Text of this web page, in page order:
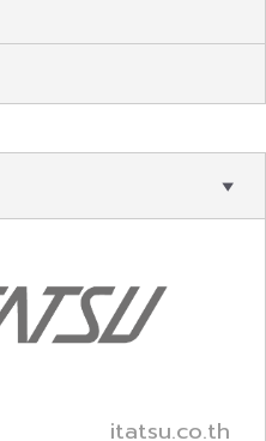
itatsu.co.th